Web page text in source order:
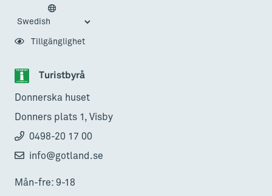
Turistbyrå
Donnerska huset
Donners plats 1, Visby
0498-20 17 00
info@gotland.se
Mån-fre: 9-18
Tillgänglighet